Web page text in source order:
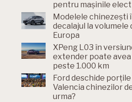
pentru mașinile
Modelele chinezești
decalajul la volumele
Europa
XPeng L03 în
extender poate
peste 1.000 km
Ford deschide
Valencia chinezilor
urma?